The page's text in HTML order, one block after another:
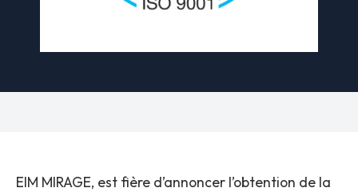
EIM MIRAGE, est fière d’annoncer l’obtention de la